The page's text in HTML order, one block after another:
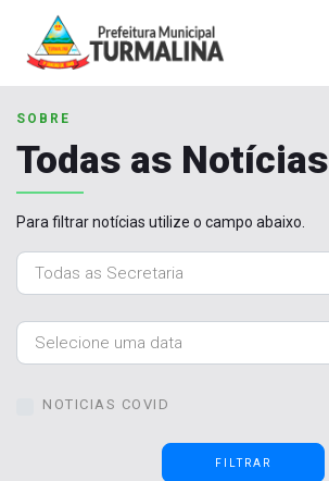
SOBRE
Todas as Notícias
Para filtrar notícias utilize o campo abaixo.
NOTICIAS COVID
FILTRAR